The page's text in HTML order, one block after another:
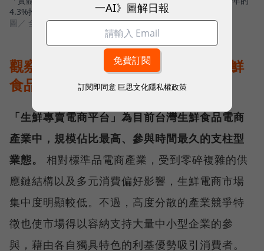
4.3%推估2022年占比將拉高至7.9%。
圖／ 全聯
觀察3：利基優勢加上會員經營，生鮮
食品專賣電商平台穩健成長
「生鮮專賣電商平台」為目前台灣生鮮食品電商
產業中，規模佔比最高、參與時間最久的支柱型
業態。
相對標準品電商產業，受到零碎複雜的供
應鏈結構以及多元消費偏好影響，生鮮電商市場
集中度明顯較低。不過，高度分散的產業競爭特
徵也使市場得以容納支持大量中小型企業的參
與，藉由各自獨具特色的利基優勢吸引消費者。
一AI》圖解日報
訂閱即同意 巨思文化隱私權政策